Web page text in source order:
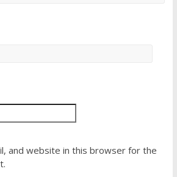
and website in this browser for the